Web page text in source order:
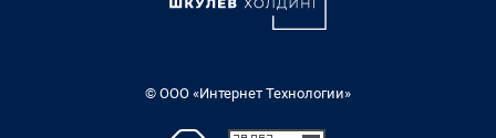
© ООО «Интернет Технологии»